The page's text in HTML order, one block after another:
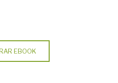
EBOOK